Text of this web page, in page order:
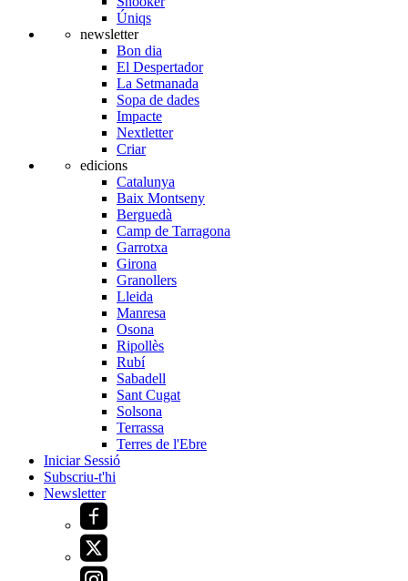
Úniqs
newsletter
Bon dia
El Despertador
La Setmanada
Sopa de dades
Impacte
Nextletter
Criar
edicions
Catalunya
Baix Montseny
Berguedà
Camp de Tarragona
Garrotxa
Girona
Granollers
Lleida
Manresa
Osona
Ripollès
Rubí
Sabadell
Sant Cugat
Solsona
Terrassa
Terres de l'Ebre
Iniciar Sessió
Subscriu-t'hi
Newsletter